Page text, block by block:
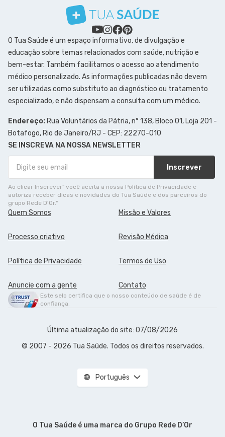
O Tua Saúde é um espaço informativo, de divulgação e
educação sobre temas relacionados com saúde, nutrição e
bem-estar. Também facilitamos o acesso ao atendimento
médico personalizado. As informações publicadas não devem
ser utilizadas como substituto ao diagnóstico ou tratamento
especializado, e não dispensam a consulta com um médico.
Endereço:Rua Voluntários da Pátria, n° 138, Bloco 01, Loja 201 -
Botafogo, Rio de Janeiro/RJ - CEP: 22270-010
SE INSCREVA NA NOSSA NEWSLETTER
Inscrever
Ao clicar Inscrever" você aceita a nossa Política de Privacidade e
autoriza receber dicas e novidades do Tua Saúde e dos parceiros do
grupo Rede D'Or."
Quem Somos Missão e Valores
Processo criativo Revisão Médica
Política de Privacidade Termos de Uso
Anuncie com a gente Contato
Este selo certifica que o nosso conteúdo de saúde é de
confiança.
Última atualização do site: 07/08/2026
© 2007 - 2026 Tua Saúde. Todos os direitos reservados.
Português
O Tua Saúde é uma marca do Grupo Rede D’Or